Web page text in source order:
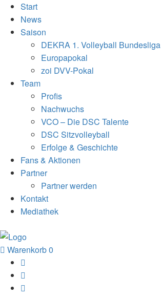
Start
News
Saison
DEKRA 1. Volleyball Bundesliga
Europapokal
zoi DVV-Pokal
Team
Profis
Nachwuchs
VCO – Die DSC Talente
DSC Sitzvolleyball
Erfolge & Geschichte
Fans & Aktionen
Partner
Partner werden
Kontakt
Mediathek
Warenkorb0